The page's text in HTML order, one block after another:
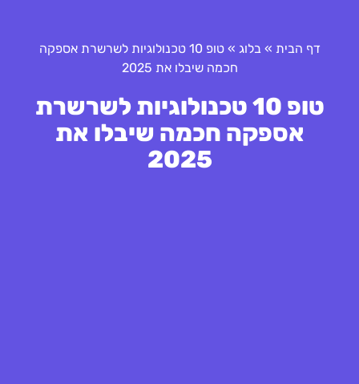
דף הבית »בלוג »
טופ 10 טכנולוגיות לשרשרת אספקה
חכמה שיבלו את 2025
טופ 10 טכנולוגיות לשרשרת
אספקה חכמה שיבלו את
2025